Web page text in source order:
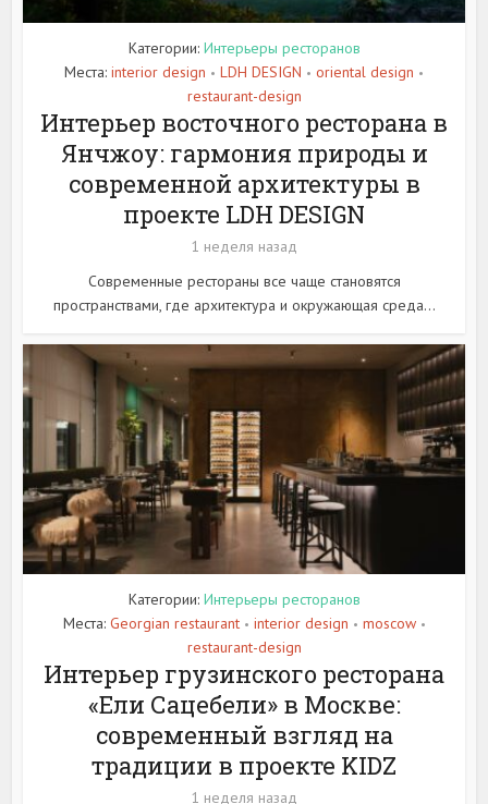
Категории: Интерьеры ресторанов
Места: interior design • LDH DESIGN • oriental design •
restaurant-design
Интерьер восточного ресторана в
Янчжоу: гармония природы и
современной архитектуры в
проекте LDH DESIGN
1 неделя назад
Современные рестораны все чаще становятся
пространствами, где архитектура и окружающая среда...
Категории: Интерьеры ресторанов
Места: Georgian restaurant • interior design • moscow •
restaurant-design
Интерьер грузинского ресторана
«Ели Сацебели» в Москве:
современный взгляд на
традиции в проекте KIDZ
1 неделя назад